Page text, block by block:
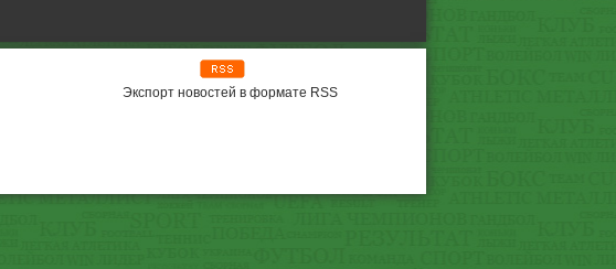
Экспорт новостей в формате RSS